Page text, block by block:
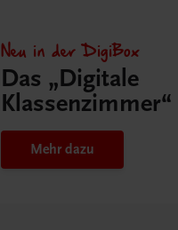
Neu in der DigiBox
Das „Digitale
Klassenzimmer“
Mehr dazu